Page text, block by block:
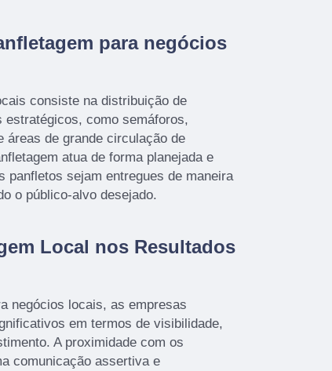
para negócios
consiste na distribuição de
como semáforos,
de grande circulação de
atua de forma planejada e
panfletos sejam entregues de maneira
o público-alvo desejado.
Local nos Resultados
negócios locais, as empresas
em termos de visibilidade,
A proximidade com os
comunicação assertiva e